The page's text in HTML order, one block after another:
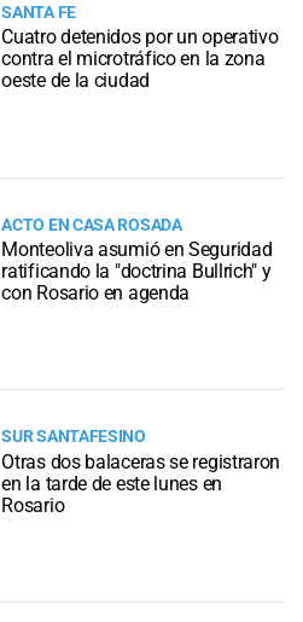
SANTA FE
Cuatro detenidos por un operativo
contra el microtráfico en la zona
oeste de la ciudad
ACTO EN CASA ROSADA
Monteoliva asumió en Seguridad
ratificando la "doctrina Bullrich" y
con Rosario en agenda
SUR SANTAFESINO
Otras dos balaceras se registraron
en la tarde de este lunes en
Rosario